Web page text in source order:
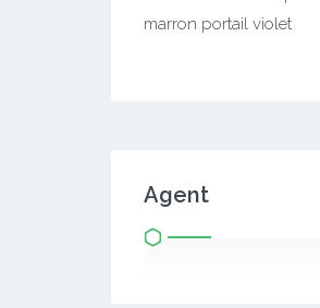
marron portail violet
Agent